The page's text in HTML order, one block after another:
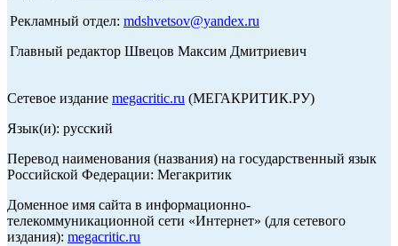
Рекламный отдел: mdshvetsov@yandex.ru
Главный редактор Швецов Максим Дмитриевич
Сетевое издание megacritic.ru (МЕГАКРИТИК.РУ)
Язык(и): русский
Перевод наименования (названия) на государственный язык
Российской Федерации: Мегакритик
Доменное имя сайта в информационно-
телекоммуникационной сети «Интернет» (для сетевого
издания): megacritic.ru